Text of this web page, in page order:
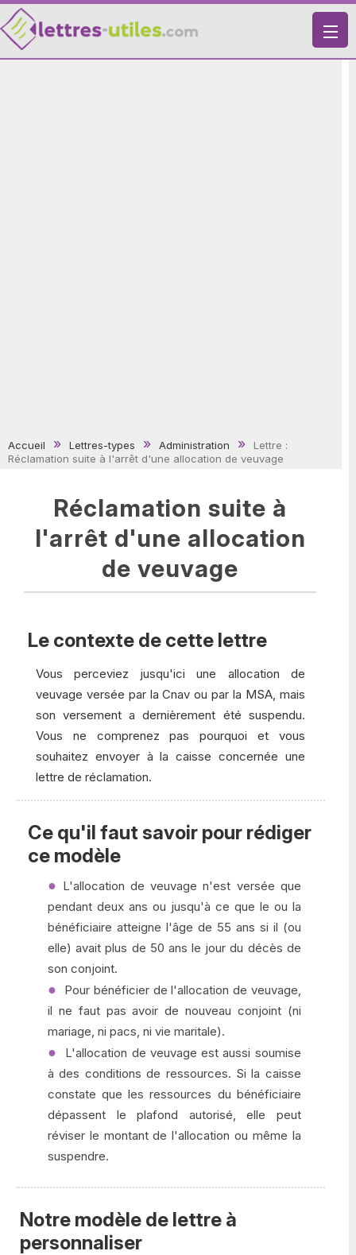
X
Accueil Lettres-types Administration
Lettre :
Réclamation suite à l'arrêt d'une allocation de veuvage
Réclamation suite à
l'arrêt d'une allocation
de veuvage
Le contexte de cette lettre
Vous perceviez jusqu'ici une allocation de
veuvage versée par la Cnav ou par la MSA, mais
son versement a dernièrement été suspendu.
Vous ne comprenez pas pourquoi et vous
souhaitez envoyer à la caisse concernée une
lettre de réclamation.
Ce qu'il faut savoir pour rédiger
ce modèle
L'allocation de veuvage n'est versée que
pendant deux ans ou jusqu'à ce que le ou la
bénéficiaire atteigne l'âge de 55 ans si il (ou
elle) avait plus de 50 ans le jour du décès de
son conjoint.
Pour bénéficier de l'allocation de veuvage,
il ne faut pas avoir de nouveau conjoint (ni
mariage, ni pacs, ni vie maritale).
L'allocation de veuvage est aussi soumise
à des conditions de ressources. Si la caisse
constate que les ressources du bénéficiaire
dépassent le plafond autorisé, elle peut
réviser le montant de l'allocation ou même la
suspendre.
Notre modèle de lettre à
personnaliser